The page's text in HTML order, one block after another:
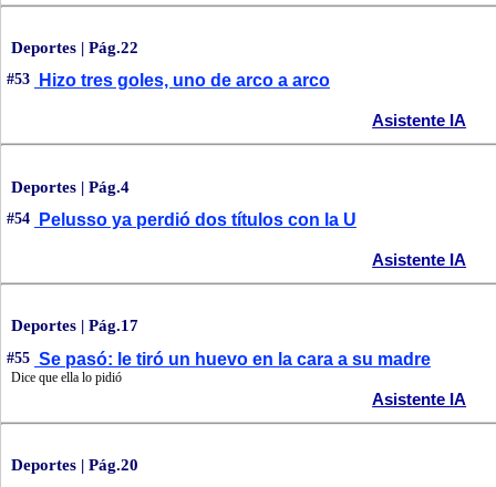
Deportes | Pág.22
#53 Hizo tres goles, uno de arco a arco
Asistente IA
Deportes | Pág.4
#54 Pelusso ya perdió dos títulos con la U
Asistente IA
Deportes | Pág.17
#55 Se pasó: le tiró un huevo en la cara a su madre
Dice que ella lo pidió
Asistente IA
Deportes | Pág.20